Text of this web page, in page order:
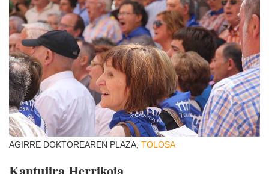
AGIRRE DOKTOREAREN PLAZA, TOLOSA